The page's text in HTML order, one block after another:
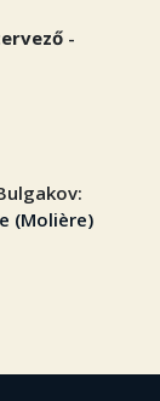
-
(Molière)